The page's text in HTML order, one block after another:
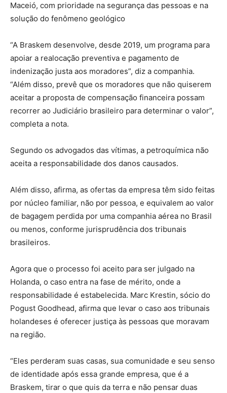
Maceió, com prioridade na segurança das pessoas e na
solução do fenômeno geológico
“A Braskem desenvolve, desde 2019, um programa para
apoiar a realocação preventiva e pagamento de
indenização justa aos moradores”, diz a companhia.
“Além disso, prevê que os moradores que não quiserem
aceitar a proposta de compensação financeira possam
recorrer ao Judiciário brasileiro para determinar o valor”,
completa a nota.
Segundo os advogados das vítimas, a petroquímica não
aceita a responsabilidade dos danos causados.
Além disso, afirma, as ofertas da empresa têm sido feitas
por núcleo familiar, não por pessoa, e equivalem ao valor
de bagagem perdida por uma companhia aérea no Brasil
ou menos, conforme jurisprudência dos tribunais
brasileiros.
Agora que o processo foi aceito para ser julgado na
Holanda, o caso entra na fase de mérito, onde a
responsabilidade é estabelecida. Marc Krestin, sócio do
Pogust Goodhead, afirma que levar o caso aos tribunais
holandeses é oferecer justiça às pessoas que moravam
na região.
“Eles perderam suas casas, sua comunidade e seu senso
de identidade após essa grande empresa, que é a
Braskem, tirar o que quis da terra e não pensar duas